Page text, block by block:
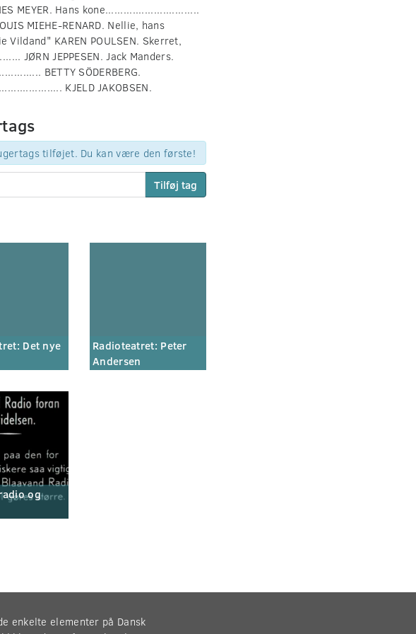
MEYER. Hans kone...............................
MIEHE-RENARD. Nellie, hans
Vildand" KAREN POULSEN. Skerret,
JØRN JEPPESEN. Jack Manders.
BETTY SÖDERBERG.
KJELD JAKOBSEN.
tilføjet. Du kan være den første!
Tilføj tag
Det nye
Radioteatret: Peter
Andersen
og
enkelte elementer på Dansk